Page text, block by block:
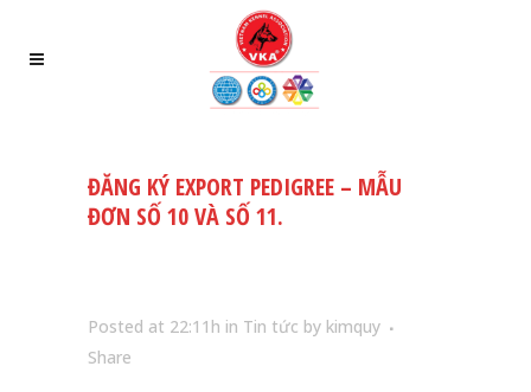
ĐĂNG KÝ EXPORT PEDIGREE – MẪU
ĐƠN SỐ 10 VÀ SỐ 11.
Posted at 22:11h in Tin tức by kimquy
Share